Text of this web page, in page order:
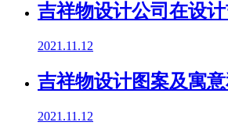
吉祥物设计公司在设
2021.11.12
吉祥物设计图案及寓
2021.11.12